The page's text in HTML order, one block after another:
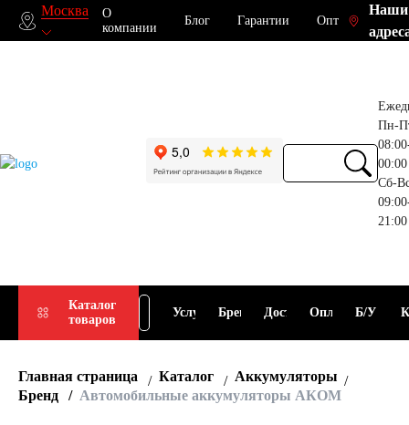
Москва
О
компании
Блог Гарантии Опт
Наши
Пн-
00:00
Сб-
21:00
Каталог
товаров
Подбор
АКБ
Услуги Бренды ДоставкаОплата Б/У
Главная страница Каталог
Аккумуляторы
Бренд
Автомобильные аккумуляторы АКОМ